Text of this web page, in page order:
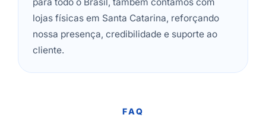
lojas físicas em Santa Catarina, reforçando
nossa presença, credibilidade e suporte ao
cliente.
FAQ